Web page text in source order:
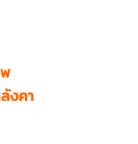
งคา